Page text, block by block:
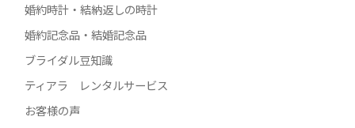
婚約時計・結納返しの時計
婚約記念品・結婚記念品
ブライダル豆知識
ティアラ レンタルサービス
お客様の声